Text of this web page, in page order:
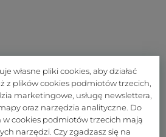
własne pliki cookies, aby działać
z plików cookies podmiotów trzecich,
marketingowe, usługę newslettera,
oraz narzędzia analityczne. Do
w cookies podmiotów trzecich mają
narzędzi. Czy zgadzasz się na